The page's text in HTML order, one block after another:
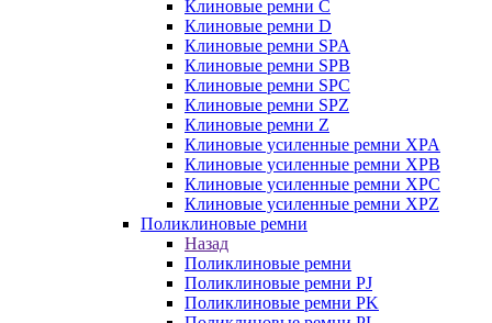
Клиновые ремни C
Клиновые ремни D
Клиновые ремни SPA
Клиновые ремни SPB
Клиновые ремни SPC
Клиновые ремни SPZ
Клиновые ремни Z
Клиновые усиленные ремни XPA
Клиновые усиленные ремни XPB
Клиновые усиленные ремни XPC
Клиновые усиленные ремни XPZ
Поликлиновые ремни
Назад
Поликлиновые ремни
Поликлиновые ремни PJ
Поликлиновые ремни PK